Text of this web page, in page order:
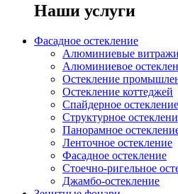
Наши услуги
Фасадное остекление
Алюминиевые витражи
Алюминиевое
Остекление
Остекление коттеджей
Спайдерное остекление
Структурное
Панорамное
Ленточное остекление
Фасадное остекление
Стоечно-ригельное
Джамбо-остекление